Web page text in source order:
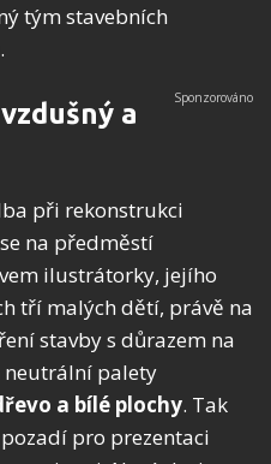
tým stavebních
a
při rekonstrukci
na předměstí
ilustrátorky, jejího
tří malých dětí, právě na
stavby s důrazem na
palety
a bílé plochy. Tak
pro prezentaci